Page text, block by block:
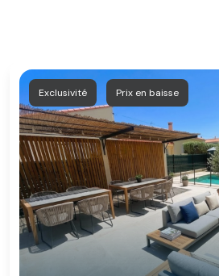
Exclusivité Prix en baisse